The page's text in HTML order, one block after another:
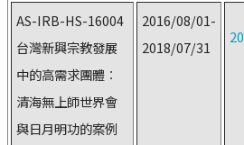
AS-IRB-HS-16004
台灣新興宗教發展
中的高需求團體︰
清海無上師世界會
與日月明功的案例
2016/08/01-
2018/07/31